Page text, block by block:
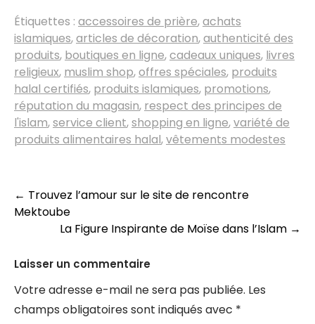
Étiquettes : accessoires de prière,achats
islamiques,articles de décoration,authenticité des
produits, boutiques en ligne,cadeaux uniques, livres
religieux, muslim shop,offres spéciales, produits
halal certifiés, produits islamiques, promotions,
réputation du magasin, respect des principes de
l'islam,service client,shopping en ligne,variété de
produits alimentaires halal,vêtements modestes
Navigation
des
articles
← Trouvez l’amour sur le site de rencontre
Mektoube
La Figure Inspirante de Moïse dans l’Islam →
Laisser un commentaire
Votre adresse e-mail ne sera pas publiée. Les
champs obligatoires sont indiqués avec *